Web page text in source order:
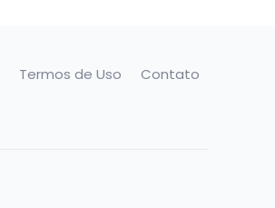
Termos de Uso Contato